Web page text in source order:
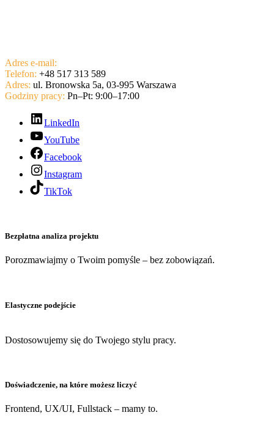
Adres e-mail:
Telefon: +48 517 313 589
Adres: ul. Bronowska 5a, 03-995 Warszawa
Godziny pracy: Pn–Pt: 9:00–17:00
LinkedIn
YouTube
Facebook
Instagram
TikTok
Bezpłatna analiza projektu
Porozmawiajmy o Twoim pomyśle – bez zobowiązań.
Elastyczne podejście
Dostosowujemy się do Twojego stylu pracy.
Doświadczenie, na które możesz liczyć
Frontend, UX/UI, Fullstack – mamy to.